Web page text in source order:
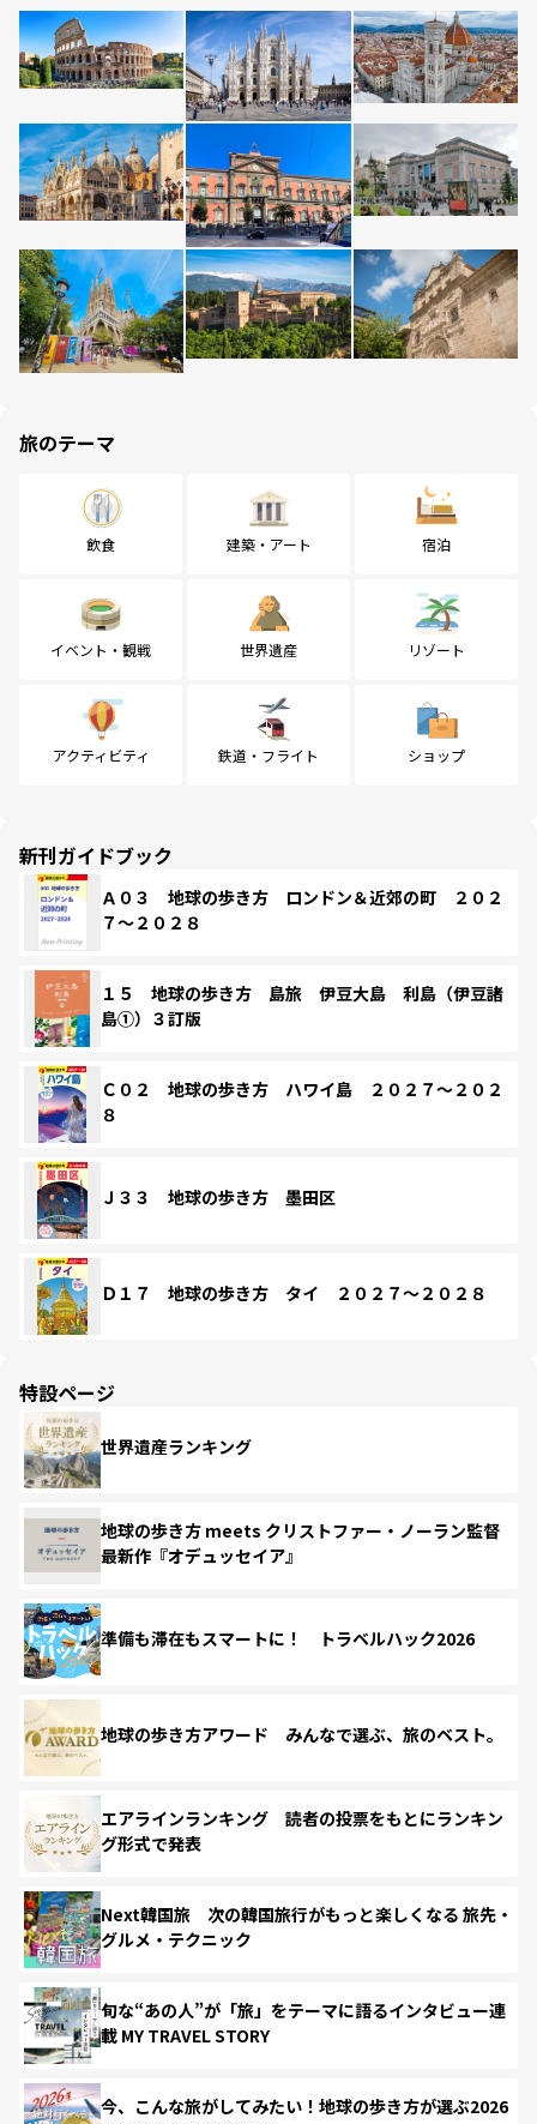
旅のテーマ
飲食 建築・アート 宿泊
イベント・観戦 世界遺産 リゾート
アクティビティ 鉄道・フライト ショップ
新刊ガイドブック
Ａ０３ 地球の歩き方 ロンドン＆近郊の町 ２０２
７～２０２８
１５ 地球の歩き方 島旅 伊豆大島 利島（伊豆諸
島①）３訂版
Ｃ０２ 地球の歩き方 ハワイ島 ２０２７～２０２
８
Ｊ３３ 地球の歩き方 墨田区
Ｄ１７ 地球の歩き方 タイ ２０２７～２０２８
特設ページ
世界遺産ランキング
地球の歩き方 meets クリストファー・ノーラン監督
最新作『オデュッセイア』
準備も滞在もスマートに！ トラベルハック2026
地球の歩き方アワード みんなで選ぶ、旅のベスト。
エアラインランキング 読者の投票をもとにランキン
グ形式で発表
Next韓国旅 次の韓国旅行がもっと楽しくなる 旅先・
グルメ・テクニック
旬な“あの人”が「旅」をテーマに語るインタビュー連
載 MY TRAVEL STORY
今、こんな旅がしてみたい！地球の歩き方が選ぶ2026